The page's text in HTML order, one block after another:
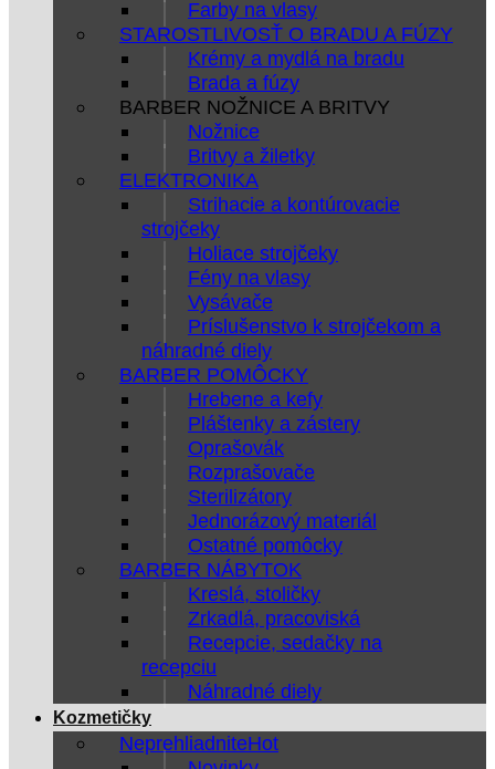
Farby na vlasy
STAROSTLIVOSŤ O BRADU A FÚZY
Krémy a mydlá na bradu
Brada a fúzy
BARBER NOŽNICE A BRITVY
Nožnice
Britvy a žiletky
ELEKTRONIKA
Strihacie a kontúrovacie
strojčeky
Holiace strojčeky
Fény na vlasy
Vysávače
Príslušenstvo k strojčekom a
náhradné diely
BARBER POMÔCKY
Hrebene a kefy
Pláštenky a zástery
Oprašovák
Rozprašovače
Sterilizátory
Jednorázový materiál
Ostatné pomôcky
BARBER NÁBYTOK
Kreslá, stoličky
Zrkadlá, pracoviská
Recepcie, sedačky na
recepciu
Náhradné diely
Kozmetičky
Neprehliadnite